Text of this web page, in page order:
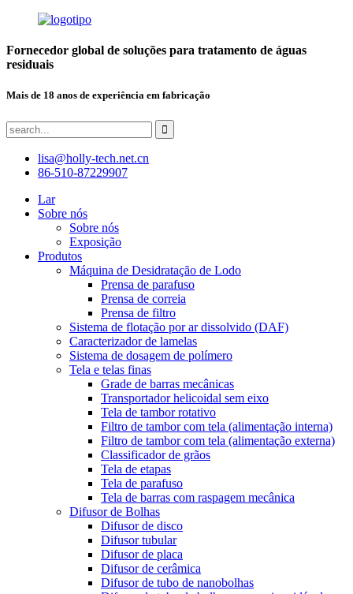
Fornecedor global de soluções para tratamento de águas
residuais
Mais de 18 anos de experiência em fabricação
lisa@holly-tech.net.cn
86-510-87229907
Lar
Sobre nós
Sobre nós
Exposição
Produtos
Máquina de Desidratação de Lodo
Prensa de parafuso
Prensa de correia
Prensa de filtro
Sistema de flotação por ar dissolvido (DAF)
Caracterizador de lamelas
Sistema de dosagem de polímero
Tela e telas finas
Grade de barras mecânicas
Transportador helicoidal sem eixo
Tela de tambor rotativo
Filtro de tambor com tela (alimentação interna)
Filtro de tambor com tela (alimentação externa)
Classificador de grãos
Tela de etapas
Tela de parafuso
Tela de barras com raspagem mecânica
Difusor de Bolhas
Difusor de disco
Difusor tubular
Difusor de placa
Difusor de cerâmica
Difusor de tubo de nanobolhas